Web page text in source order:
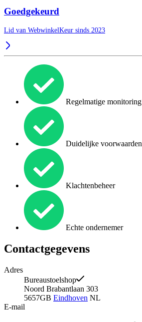
Goedgekeurd
Lid van WebwinkelKeur sinds 2023
Regelmatige monitoring
Duidelijke voorwaarden
Klachtenbeheer
Echte ondernemer
Contactgegevens
Adres
Bureaustoelshop
Noord Brabantlaan 303
5657GB Eindhoven NL
E-mail